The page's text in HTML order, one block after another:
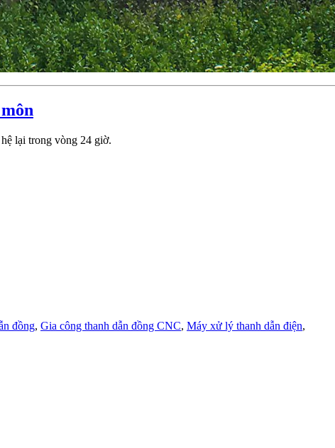
lại trong vòng 24 giờ.
đồng, Gia công thanh dẫn đồng CNC, Máy xử lý thanh dẫn điện,